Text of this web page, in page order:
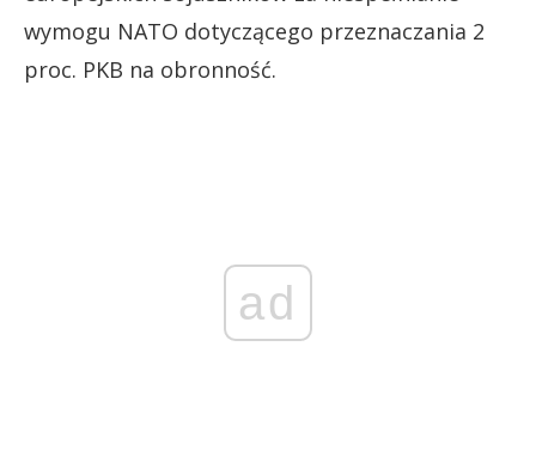
wymogu NATO dotyczącego przeznaczania 2
proc. PKB na obronność.
ad